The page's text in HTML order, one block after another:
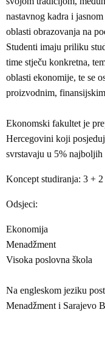
nastavnog kadra i
oblasti obrazovanja na
Studenti imaju priliku
time stječu konkretna,
oblasti ekonomije, te se
proizvodnim,
Ekonomski fakultet je
Hercegovini koji
svrstavaju u 5%
Koncept studiranja: 3 +
Odsjeci:
Ekonomija
Menadžment
Visoka poslovna škola
Na engleskom jeziku
Menadžment i Sarajevo